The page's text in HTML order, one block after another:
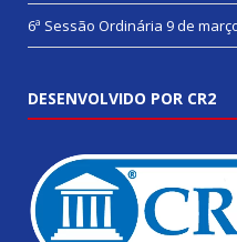
6ª Sessão Ordinária 9 de
DESENVOLVIDO POR CR2